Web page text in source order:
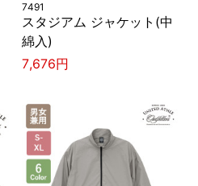
7491
スタジアム ジャケット(中
綿入)
7,676円